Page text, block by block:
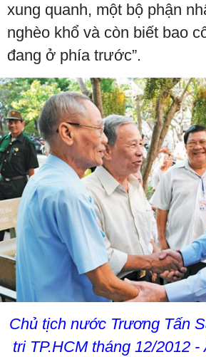
xung quanh, một bộ phận
nghèo khổ và còn biết bao
đang ở phía trước”.
Chủ tịch nước Trương Tấn
tri TP.HCM tháng 12/2012